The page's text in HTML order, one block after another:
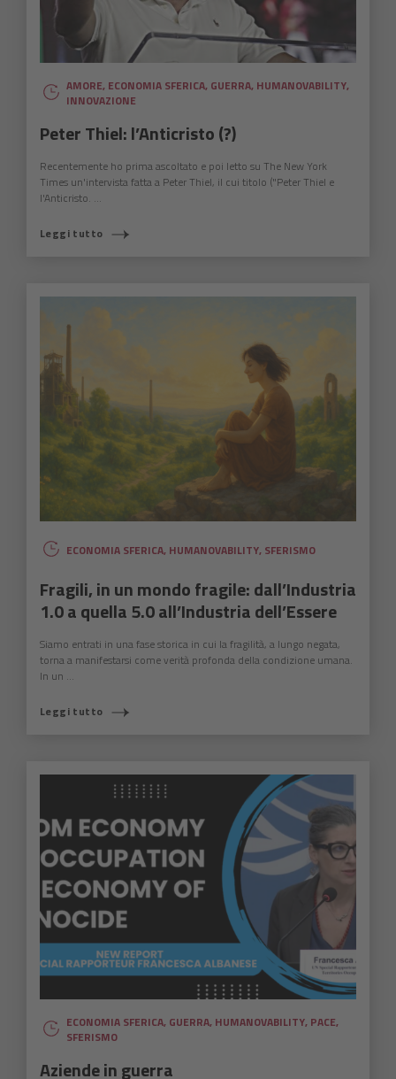
AMORE, ECONOMIA SFERICA, GUERRA, HUMANOVABILITY,
INNOVAZIONE
Peter Thiel: l’Anticristo (?)
Recentemente ho prima ascoltato e poi letto su The New York
Times un'intervista fatta a Peter Thiel, il cui titolo ("Peter Thiel e
l'Anticristo. ...
Leggi tutto
ECONOMIA SFERICA, HUMANOVABILITY, SFERISMO
Fragili, in un mondo fragile: dall’Industria
1.0 a quella 5.0 all’Industria dell’Essere
Siamo entrati in una fase storica in cui la fragilità, a lungo negata,
torna a manifestarsi come verità profonda della condizione umana.
In un ...
Leggi tutto
ECONOMIA SFERICA, GUERRA, HUMANOVABILITY, PACE,
SFERISMO
Aziende in guerra